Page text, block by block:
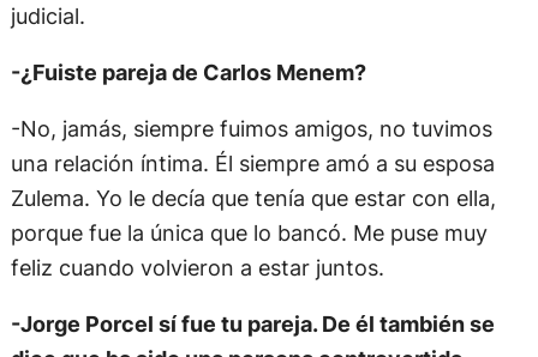
judicial.
-¿Fuiste pareja de Carlos Menem?
-No, jamás, siempre fuimos amigos, no tuvimos
una relación íntima. Él siempre amó a su esposa
Zulema. Yo le decía que tenía que estar con ella,
porque fue la única que lo bancó. Me puse muy
feliz cuando volvieron a estar juntos.
-Jorge Porcel sí fue tu pareja. De él también se